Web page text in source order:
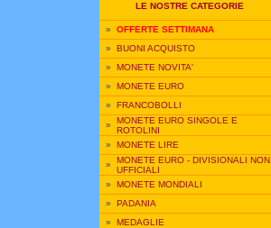
LE NOSTRE CATEGORIE
» OFFERTE SETTIMANA
» BUONI ACQUISTO
» MONETE NOVITA'
» MONETE EURO
» FRANCOBOLLI
» MONETE EURO SINGOLE E
ROTOLINI
» MONETE LIRE
» MONETE EURO - DIVISIONALI NON
UFFICIALI
» MONETE MONDIALI
» PADANIA
» MEDAGLIE